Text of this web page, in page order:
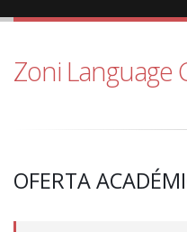
Zoni Language
OFERTA